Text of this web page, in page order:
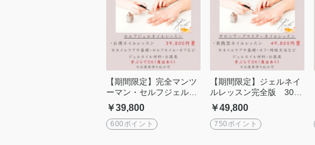
【期間限定】完全マンツ
ーマン・セルフジェルネ
イル単発レッスン 1day
￥39,800
600ポイント
【期間限定】ジェルネイ
ルレッスン完全版 300
分 完全マンツーマン
￥49,800
750ポイント